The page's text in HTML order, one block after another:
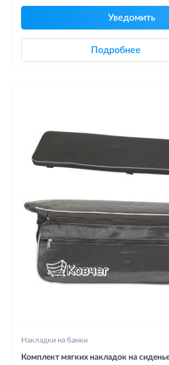
Уведомить
Подробнее
Накладки на банки
Комплект мягких накладок на